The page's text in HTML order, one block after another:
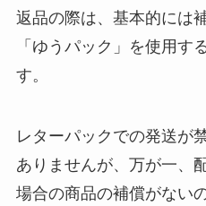
返品の際は、基本的には
「ゆうパック」を使用す
す。
レターパックでの発送が
ありませんが、万が一、
場合の商品の補償がない